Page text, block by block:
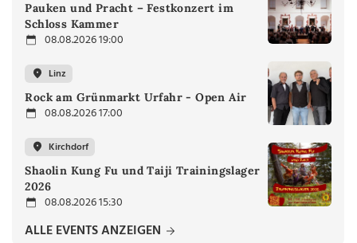
Pauken und Pracht – Festkonzert im
Schloss Kammer
08.08.2026 19:00
Linz
Rock am Grünmarkt Urfahr - Open Air
08.08.2026 17:00
Kirchdorf
Shaolin Kung Fu und Taiji Trainingslager
2026
08.08.2026 15:30
ALLE EVENTS ANZEIGEN